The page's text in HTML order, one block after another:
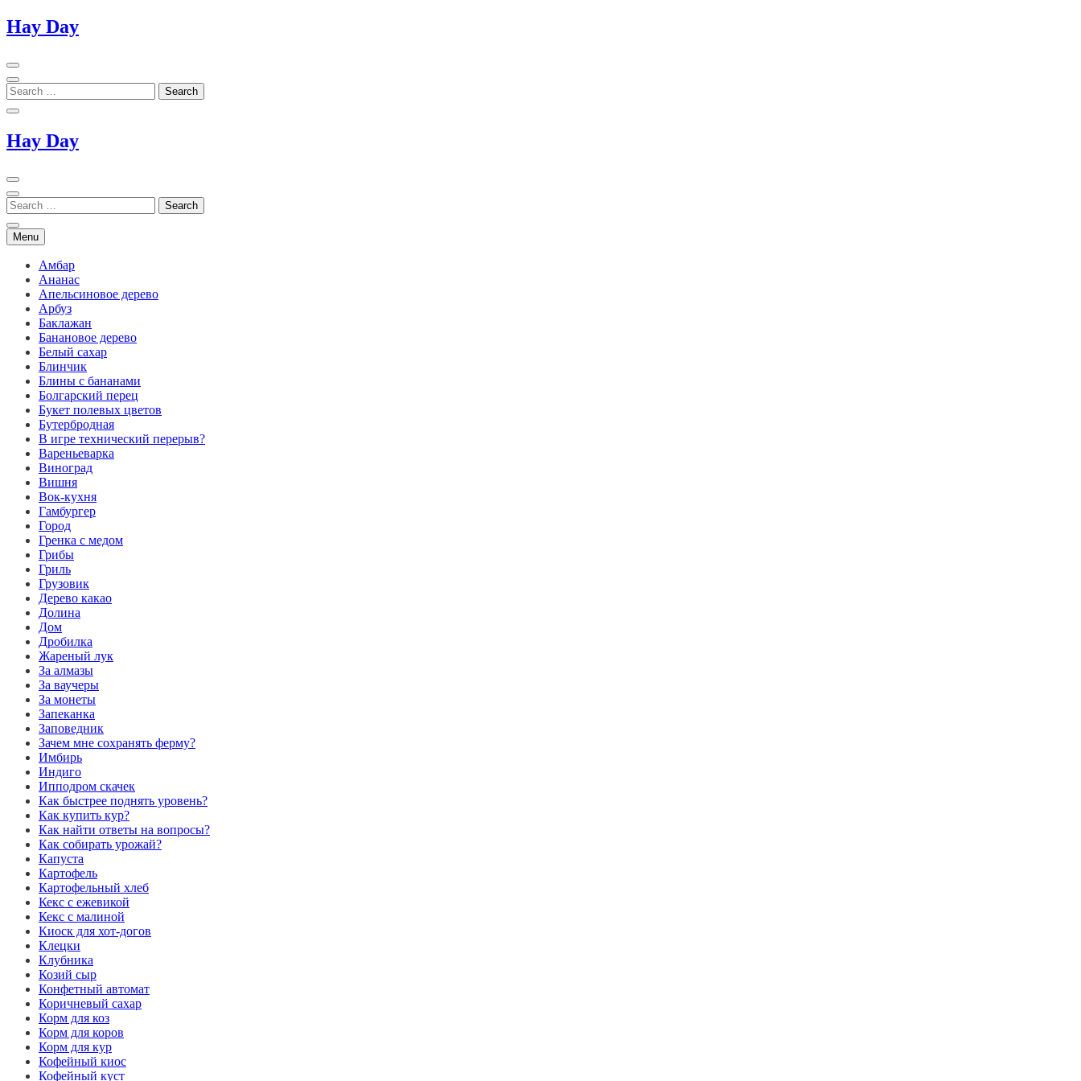
Skip
to
Hay Day
Hay Day
Menu
Амбар
Ананас
Апельсиновое дерево
Арбуз
Баклажан
Банановое дерево
Белый сахар
Блинчик
Блины с бананами
Болгарский перец
Букет полевых цветов
Бутербродная
В игре технический перерыв?
Вареньеварка
Виноград
Вишня
Вок-кухня
Гамбургер
Город
Гренка с медом
Грибы
Гриль
Грузовик
Дерево какао
Долина
Дом
Дробилка
Жареный лук
За алмазы
За ваучеры
За монеты
Запеканка
Заповедник
Зачем мне сохранять ферму?
Имбирь
Индиго
Ипподром скачек
Как быстрее поднять уровень?
Как купить кур?
Как найти ответы на вопросы?
Как собирать урожай?
Капуста
Картофель
Картофельный хлеб
Кекс с ежевикой
Кекс с малиной
Киоск для хот-догов
Клецки
Клубника
Козий сыр
Конфетный автомат
Коричневый сахар
Корм для коз
Корм для коров
Корм для кур
Кофейный киос
Кофейный куст